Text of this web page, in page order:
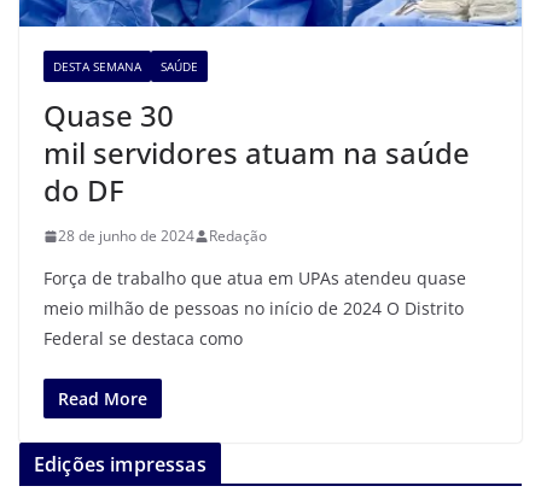
DESTA SEMANA SAÚDE
Quase 30
mil servidores atuam na saúde
do DF
28 de junho de 2024 Redação
Força de trabalho que atua em UPAs atendeu quase
meio milhão de pessoas no início de 2024 O Distrito
Federal se destaca como
Read More
Edições impressas